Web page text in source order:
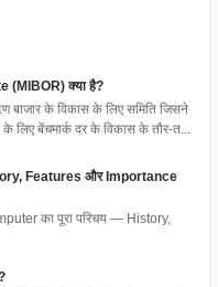
(MIBOR) क्या है?
के विकास के लिए समिति जिसने
लिए बेंचमार्क दर के विकास के तौर-त...
Features और Importance
का पूरा परिचय — History,